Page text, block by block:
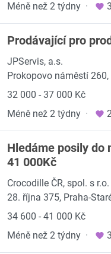
Méně než 2 týdny ·
Prodávající pro
JPServis, a.s.
Prokopovo náměstí
32 000 - 37 000 Kč
Méně než 2 týdny ·
Hledáme posily do
41 000Kč
Crocodille ČR, spol. s r.o.
28. října 375, Praha-
34 600 - 41 000 Kč
Méně než 2 týdny ·